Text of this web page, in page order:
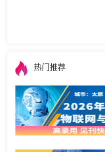
热门推荐